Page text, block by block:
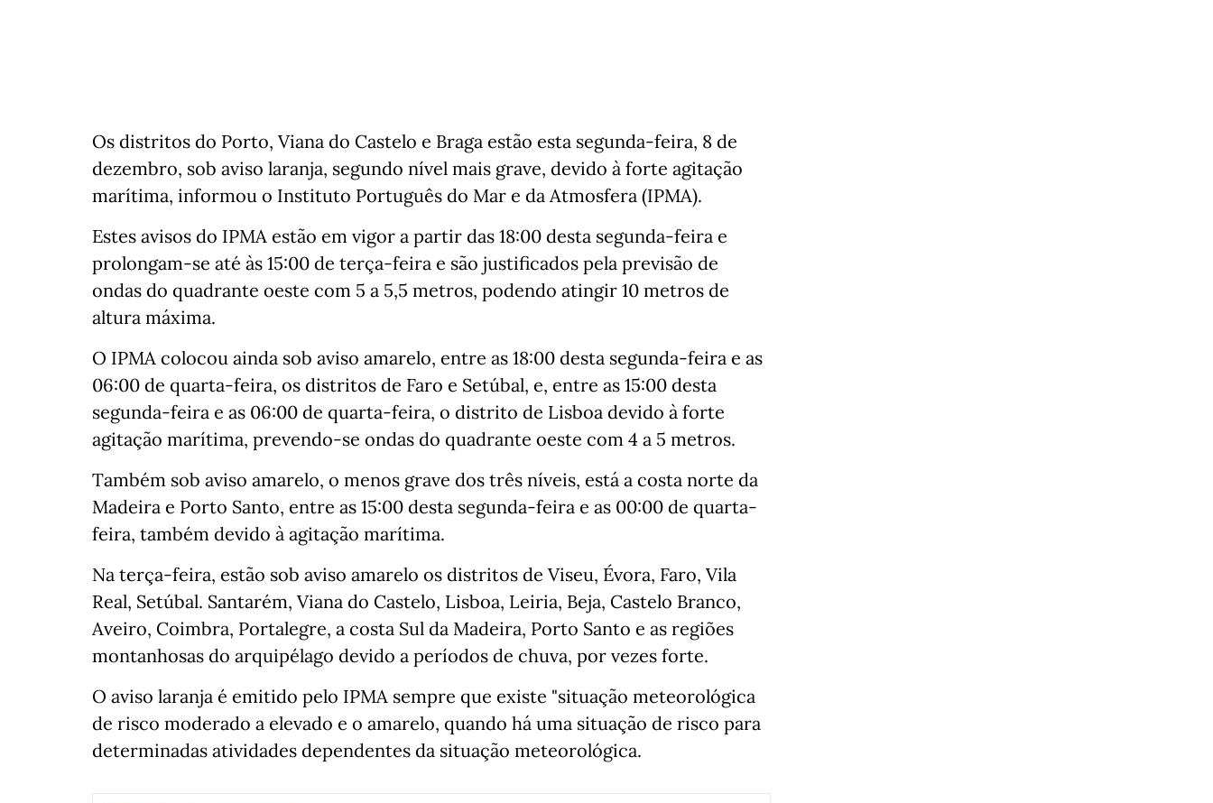
Os distritos do Porto, Viana do Castelo e Braga estão esta segunda-feira, 8 de
dezembro, sob aviso laranja, segundo nível mais grave, devido à forte agitação
marítima, informou o Instituto Português do Mar e da Atmosfera (IPMA).
Estes avisos do IPMA estão em vigor a partir das 18:00 desta segunda-feira e
prolongam-se até às 15:00 de terça-feira e são justificados pela previsão de
ondas do quadrante oeste com 5 a 5,5 metros, podendo atingir 10 metros de
altura máxima.
O IPMA colocou ainda sob aviso amarelo, entre as 18:00 desta segunda-feira e as
06:00 de quarta-feira, os distritos de Faro e Setúbal, e, entre as 15:00 desta
segunda-feira e as 06:00 de quarta-feira, o distrito de Lisboa devido à forte
agitação marítima, prevendo-se ondas do quadrante oeste com 4 a 5 metros.
Também sob aviso amarelo, o menos grave dos três níveis, está a costa norte da
Madeira e Porto Santo, entre as 15:00 desta segunda-feira e as 00:00 de quarta-
feira, também devido à agitação marítima.
Na terça-feira, estão sob aviso amarelo os distritos de Viseu, Évora, Faro, Vila
Real, Setúbal. Santarém, Viana do Castelo, Lisboa, Leiria, Beja, Castelo Branco,
Aveiro, Coimbra, Portalegre, a costa Sul da Madeira, Porto Santo e as regiões
montanhosas do arquipélago devido a períodos de chuva, por vezes forte.
O aviso laranja é emitido pelo IPMA sempre que existe "situação meteorológica
de risco moderado a elevado e o amarelo, quando há uma situação de risco para
determinadas atividades dependentes da situação meteorológica.